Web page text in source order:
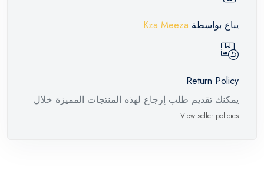
يباع بواسطة Kza Meeza
Return Policy
يمكنك تقديم طلب إرجاع لهذه المنتجات المميزة خلال
View seller policies